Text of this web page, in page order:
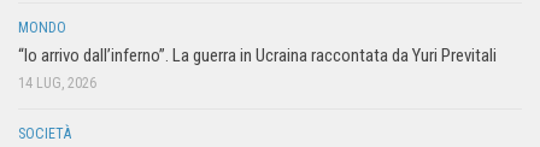
MONDO
“Io arrivo dall’inferno”. La guerra in Ucraina raccontata da Yuri Previtali
14 LUG, 2026
SOCIETÀ